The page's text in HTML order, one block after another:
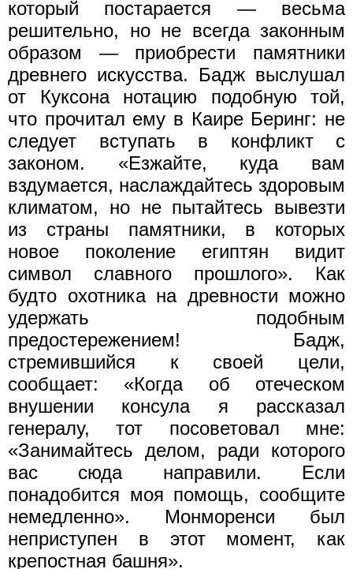
который постарается — весьма
решительно, но не всегда законным
образом — приобрести памятники
древнего искусства. Бадж выслушал
от Куксона нотацию подобную той,
что прочитал ему в Каире Беринг: не
следует вступать в конфликт с
законом. «Езжайте, куда вам
вздумается, наслаждайтесь здоровым
климатом, но не пытайтесь вывезти
из страны памятники, в которых
новое поколение египтян видит
символ славного прошлого». Как
будто охотника на древности можно
удержать подобным
предостережением! Бадж,
стремившийся к своей цели,
сообщает: «Когда об отеческом
внушении консула я рассказал
генералу, тот посоветовал мне:
«Занимайтесь делом, ради которого
вас сюда направили. Если
понадобится моя помощь, сообщите
немедленно». Монморенси был
неприступен в этот момент, как
крепостная башня».